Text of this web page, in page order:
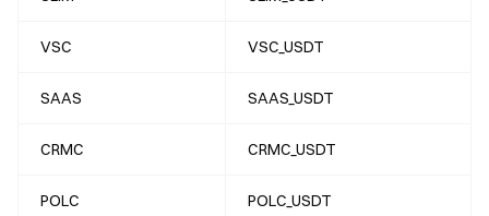
VSC VSC_USDT
SAAS SAAS_USDT
CRMC CRMC_USDT
POLC POLC_USDT